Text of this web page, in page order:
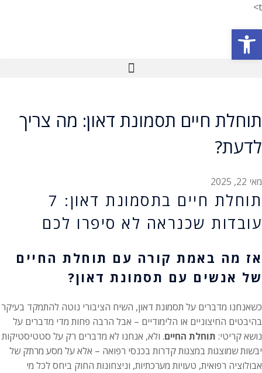
t>
תוחלת חיים תסמונת דאון: מה צריך
לדעת?
מאי 22, 2025
תוחלת חיים בתסמונת דאון: 7
עובדות שכנראה לא סיפרו לכם
אז מה באמת קורה עם תוחלת החיים
של אנשים עם תסמונת דאון?
כשאנחנו מדברים על תסמונת דאון, השיח הציבורי נוטה להתמקד בעיקר
בהיבטים החיצוניים או הלימודיים – אבל הרבה פחות מדי מדברים על
נושא קריטי: תוחלת החיים. ולא, אנחנו לא מדברים רק על סטטיסטיקות
יבשות שמוצגות במצגות קדרות בכנסי רפואה – אלא על מסע מרתק של
אבולוציה רפואית, טעויות מערכתיות, וניצחונות החוק ביחס לכל מי
פתח סרגל נגישות